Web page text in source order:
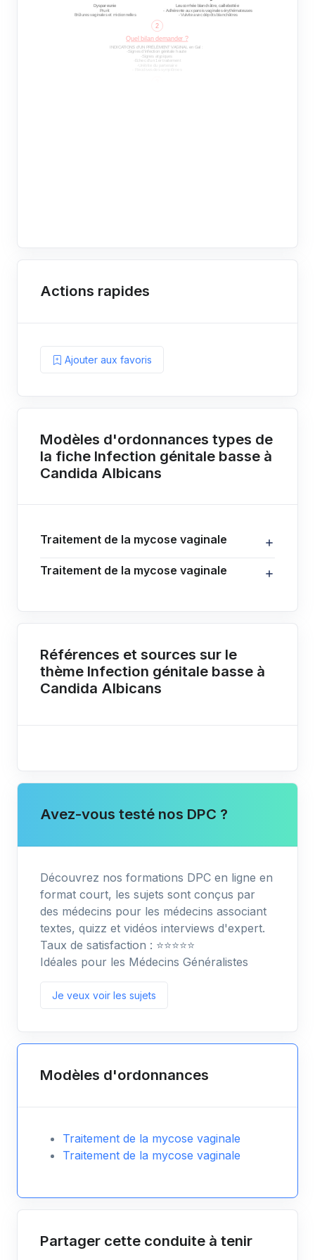
Actions rapides
Ajouter aux favoris
Modèles d'ordonnances types de
la fiche Infection génitale basse à
Candida Albicans
Traitement de la mycose vaginale
Traitement de la mycose vaginale
Références et sources sur le
thème Infection génitale basse à
Candida Albicans
Avez-vous testé nos DPC ?
Découvrez nos formations DPC en ligne en
format court, les sujets sont conçus par
des médecins pour les médecins associant
textes, quizz et vidéos interviews d'expert.
Taux de satisfaction : ⭐️⭐️⭐️⭐️⭐️
Idéales pour les Médecins Généralistes
Je veux voir les sujets
Modèles d'ordonnances
Traitement de la mycose vaginale
Traitement de la mycose vaginale
Partager cette conduite à tenir